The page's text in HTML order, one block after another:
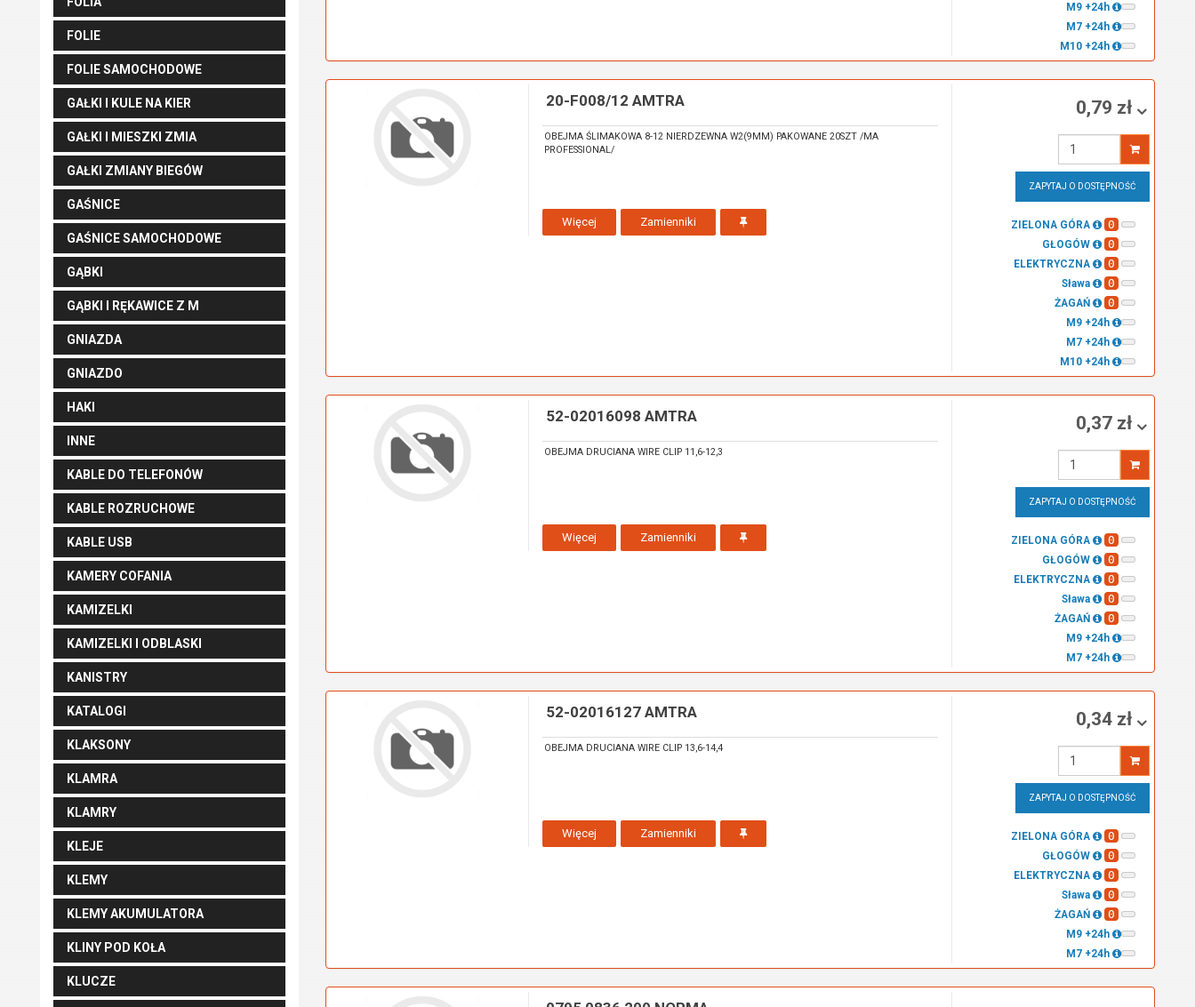
FOLIE
FOLIE SAMOCHODOWE
GAŁKI I KULE NA KIER
GAŁKI I MIESZKI ZMIA
GAŁKI ZMIANY BIEGÓW
GAŚNICE
GAŚNICE SAMOCHODOWE
GĄBKI
GĄBKI I RĘKAWICE Z M
GNIAZDA
GNIAZDO
HAKI
INNE
KABLE DO TELEFONÓW
KABLE ROZRUCHOWE
KABLE USB
KAMERY COFANIA
KAMIZELKI
KAMIZELKI I ODBLASKI
KANISTRY
KATALOGI
KLAKSONY
KLAMRA
KLAMRY
KLEJE
KLEMY
KLEMY AKUMULATORA
KLINY POD KOŁA
KLUCZE
M9 +24h
M7 +24h
M10 +24h
20-F008/12 AMTRA
OBEJMA ŚLIMAKOWA 8-12 NIERDZEWNA W2(9MM) PAKOWANE 20SZT /MA
PROFESSIONAL/
Więcej Zamienniki
0,79 zł
Wprowadź
ZAPYTAJ O DOSTĘPNOŚĆ
ZIELONA GÓRA 0
GŁOGÓW 0
ELEKTRYCZNA 0
Sława 0
ŻAGAŃ 0
M9 +24h
M7 +24h
M10 +24h
52-02016098 AMTRA
OBEJMA DRUCIANA WIRE CLIP 11,6-12,3
Więcej Zamienniki
0,37 zł
Wprowadź
ZAPYTAJ O DOSTĘPNOŚĆ
ZIELONA GÓRA 0
GŁOGÓW 0
ELEKTRYCZNA 0
Sława 0
ŻAGAŃ 0
M9 +24h
M7 +24h
52-02016127 AMTRA
OBEJMA DRUCIANA WIRE CLIP 13,6-14,4
Więcej Zamienniki
0,34 zł
Wprowadź
ZAPYTAJ O DOSTĘPNOŚĆ
ZIELONA GÓRA 0
GŁOGÓW 0
ELEKTRYCZNA 0
Sława 0
ŻAGAŃ 0
M9 +24h
M7 +24h